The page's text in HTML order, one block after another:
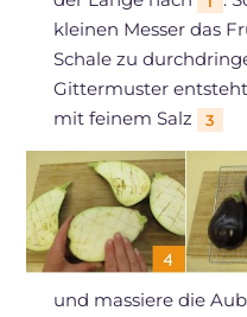
kleinen Messer das
Schale zu
Gittermuster entsteht
mit feinem Salz
3
und massiere die